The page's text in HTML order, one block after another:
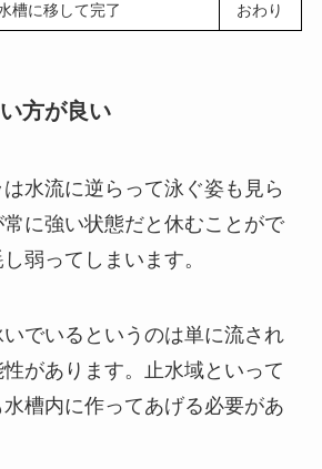
槽に移して完了 おわり
方が良い
水流に逆らって泳ぐ姿も見ら
に強い状態だと休むことがで
弱ってしまいます。
でいるというのは単に流され
があります。止水域といって
槽内に作ってあげる必要があ